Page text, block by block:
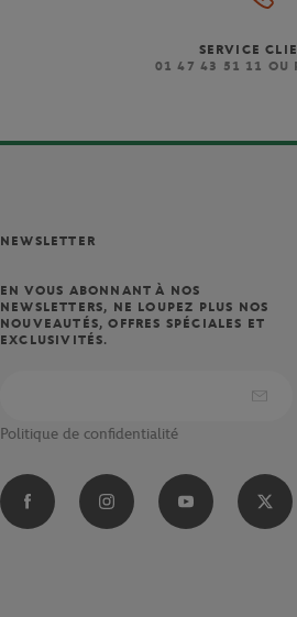
SERVICE
01 47 43 51 11 OU
NEWSLETTER
EN VOUS ABONNANT À NOS
NEWSLETTERS, NE LOUPEZ PLUS NOS
NOUVEAUTÉS, OFFRES SPÉCIALES ET
EXCLUSIVITÉS.
Politique de confidentialité